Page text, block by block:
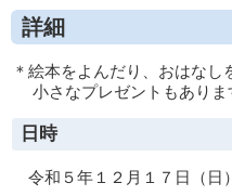
詳細
＊絵本をよんだり、おはなし
小さなプレゼントもありま
日時
令和５年１２月１７日（日）